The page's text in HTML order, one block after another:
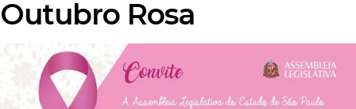
Outubro Rosa